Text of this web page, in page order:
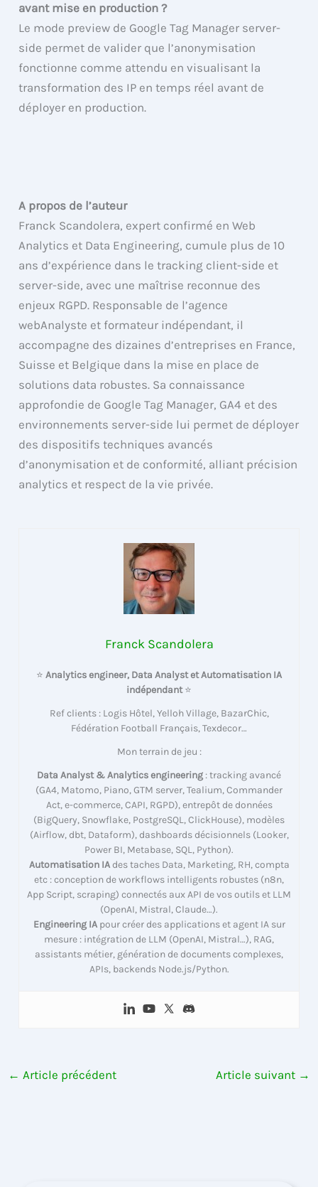
avant mise en production ?
Le mode preview de Google Tag Manager server-
side permet de valider que l’anonymisation
fonctionne comme attendu en visualisant la
transformation des IP en temps réel avant de
déployer en production.
A propos de l’auteur
Franck Scandolera, expert confirmé en Web
Analytics et Data Engineering, cumule plus de 10
ans d’expérience dans le tracking client-side et
server-side, avec une maîtrise reconnue des
enjeux RGPD. Responsable de l’agence
webAnalyste et formateur indépendant, il
accompagne des dizaines d’entreprises en France,
Suisse et Belgique dans la mise en place de
solutions data robustes. Sa connaissance
approfondie de Google Tag Manager, GA4 et des
environnements server-side lui permet de déployer
des dispositifs techniques avancés
d’anonymisation et de conformité, alliant précision
analytics et respect de la vie privée.
Franck Scandolera
⭐ Analytics engineer, Data Analyst et Automatisation IA
indépendant⭐
Ref clients : Logis Hôtel, Yelloh Village, BazarChic,
Fédération Football Français, Texdecor…
Mon terrain de jeu :
Data Analyst & Analytics engineering : tracking avancé
(GA4, Matomo, Piano, GTM server, Tealium, Commander
Act, e-commerce, CAPI, RGPD), entrepôt de données
(BigQuery, Snowflake, PostgreSQL, ClickHouse), modèles
(Airflow, dbt, Dataform), dashboards décisionnels (Looker,
Power BI, Metabase, SQL, Python).
Automatisation IAdes taches Data, Marketing, RH, compta
etc : conception de workflows intelligents robustes (n8n,
App Script, scraping) connectés aux API de vos outils et LLM
(OpenAI, Mistral, Claude…).
Engineering IApour créer des applications et agent IA sur
mesure : intégration de LLM (OpenAI, Mistral…), RAG,
assistants métier, génération de documents complexes,
APIs, backends Node.js/Python.
← Article précédent Article suivant →